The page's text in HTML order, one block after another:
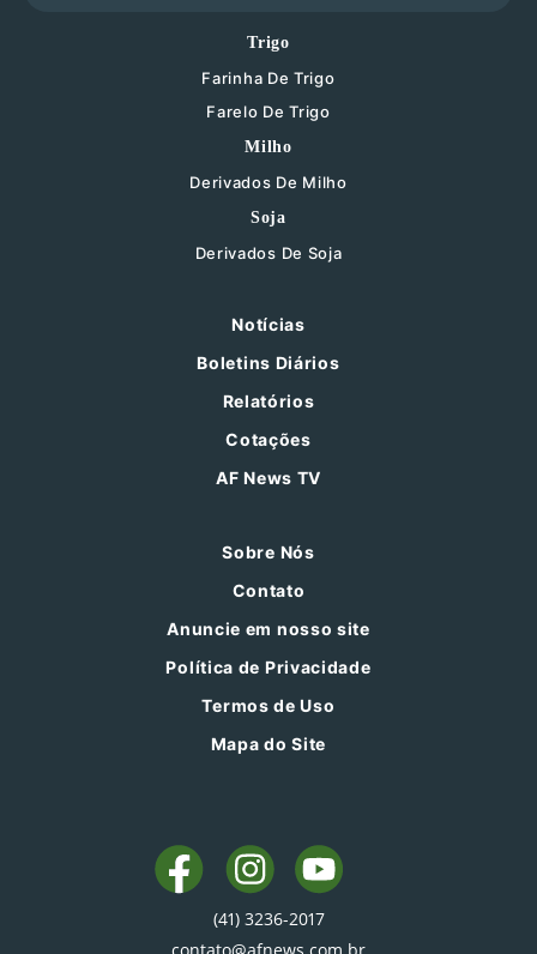
Trigo
Farinha De Trigo
Farelo De Trigo
Milho
Derivados De Milho
Soja
Derivados De Soja
Notícias
Boletins Diários
Relatórios
Cotações
AF News TV
Sobre Nós
Contato
Anuncie em nosso site
Política de Privacidade
Termos de Uso
Mapa do Site
(41) 3236-2017